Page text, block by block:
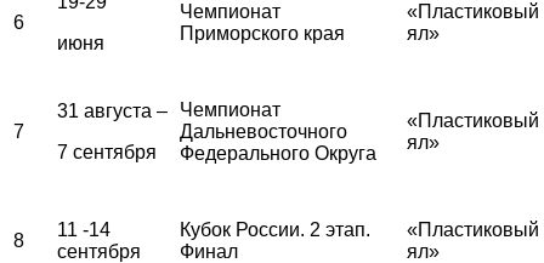
6
июня
Чемпионат
Приморского края
«Пластиковый
ял»
7
31 августа –
7 сентября
Чемпионат
Дальневосточного
Федерального Округа
«Пластиковый
ял»
8
11 -14
сентября
Кубок России. 2 этап.
Финал
«Пластиковый
ял»